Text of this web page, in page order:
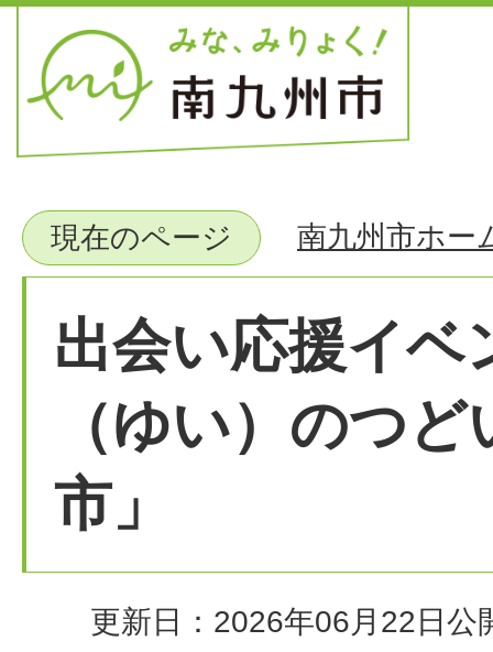
現在のページ 南九州市ホー
出会い応援イベ
（ゆい）のつ
市」
更新日：2026年06月22日 公